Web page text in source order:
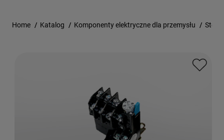
Home / Katalog / Komponenty elektryczne dla przemysłu /